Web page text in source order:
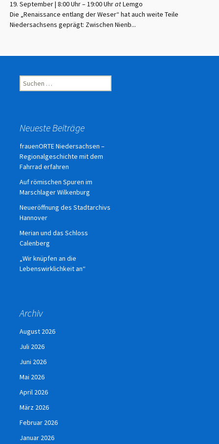
19. September | 8:00 Uhr–19:00 UhratLemgo
Die „Renaissance entlang der Weser“ hat auch weite Teile
Niedersachsens geprägt: Zwischen Nienb...
Suchen
nach:
Neueste Beiträge
frauenORTE Niedersachsen –
Regionalgeschichte mit dem
Fahrrad erfahren
Auf römischen Spuren im
Marschlager Wilkenburg
Neueröffnung des Stadtarchivs
Hannover
Merian und das Schloss
Calenberg
„Wir knüpfen an die
Lebenswirklichkeit an“
Archiv
August 2026
Juli 2026
Juni 2026
Mai 2026
April 2026
März 2026
Februar 2026
Januar 2026